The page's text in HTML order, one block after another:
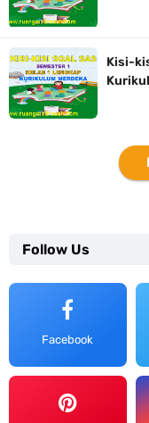
Kisi-
Follow Us
Facebook